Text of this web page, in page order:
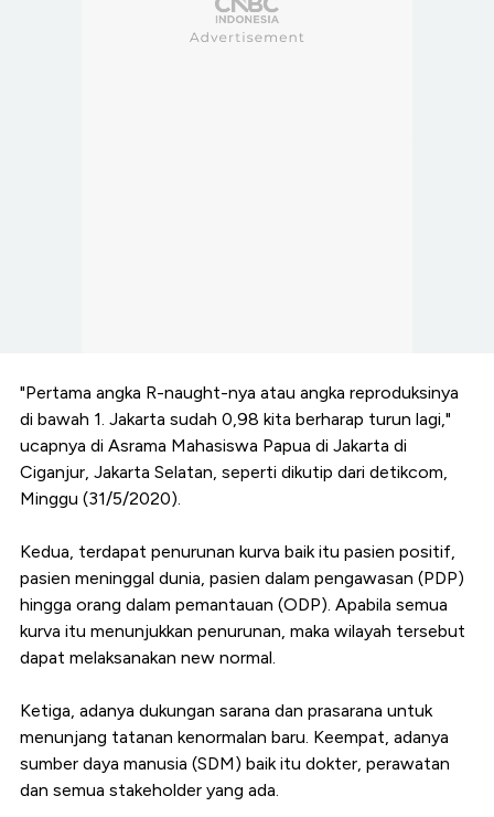
"Pertama angka R-naught-nya atau angka reproduksinya
di bawah 1. Jakarta sudah 0,98 kita berharap turun lagi,"
ucapnya di Asrama Mahasiswa Papua di Jakarta di
Ciganjur, Jakarta Selatan, seperti dikutip dari detikcom,
Minggu (31/5/2020).
Kedua, terdapat penurunan kurva baik itu pasien positif,
pasien meninggal dunia, pasien dalam pengawasan (PDP)
hingga orang dalam pemantauan (ODP). Apabila semua
kurva itu menunjukkan penurunan, maka wilayah tersebut
dapat melaksanakan new normal.
Ketiga, adanya dukungan sarana dan prasarana untuk
menunjang tatanan kenormalan baru. Keempat, adanya
sumber daya manusia (SDM) baik itu dokter, perawatan
dan semua stakeholder yang ada.